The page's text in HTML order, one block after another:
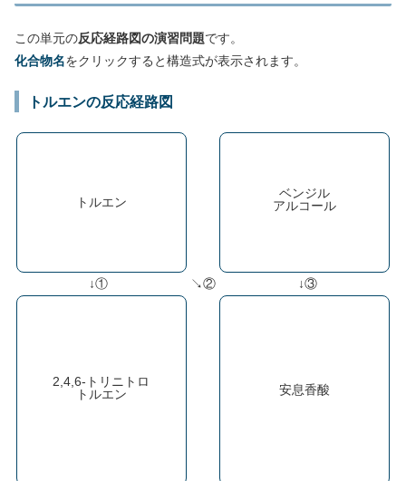
この単元の反応経路図の演習問題です。
化合物名をクリックすると構造式が表示されます。
トルエンの反応経路図
トルエン
ベンジル
アルコール
↓① ↘② ↓③
2,4,6-トリニトロ
トルエン
安息香酸